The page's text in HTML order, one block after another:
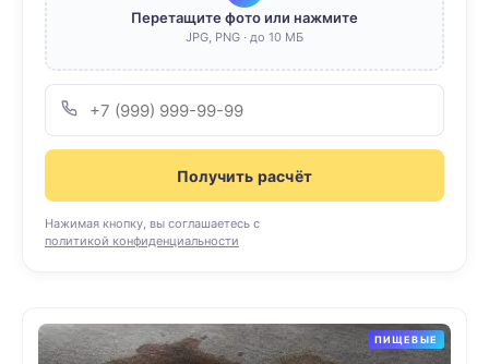
Перетащите фото или нажмите
JPG, PNG · до 10 МБ
Получить расчёт
Нажимая кнопку, вы соглашаетесь с
политикой конфиденциальности
ПИЩЕВЫЕ